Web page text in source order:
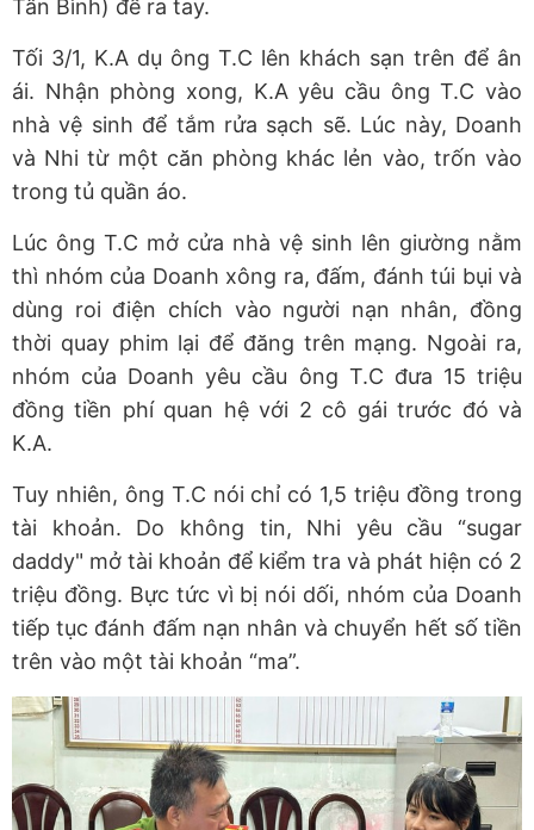
Tân Bình) để ra tay.
Tối 3/1, K.A dụ ông T.C lên khách sạn trên để ân
ái. Nhận phòng xong, K.A yêu cầu ông T.C vào
nhà vệ sinh để tắm rửa sạch sẽ. Lúc này, Doanh
và Nhi từ một căn phòng khác lẻn vào, trốn vào
trong tủ quần áo.
Lúc ông T.C mở cửa nhà vệ sinh lên giường nằm
thì nhóm của Doanh xông ra, đấm, đánh túi bụi và
dùng roi điện chích vào người nạn nhân, đồng
thời quay phim lại để đăng trên mạng. Ngoài ra,
nhóm của Doanh yêu cầu ông T.C đưa 15 triệu
đồng tiền phí quan hệ với 2 cô gái trước đó và
K.A.
Tuy nhiên, ông T.C nói chỉ có 1,5 triệu đồng trong
tài khoản. Do không tin, Nhi yêu cầu “sugar
daddy" mở tài khoản để kiểm tra và phát hiện có 2
triệu đồng. Bực tức vì bị nói dối, nhóm của Doanh
tiếp tục đánh đấm nạn nhân và chuyển hết số tiền
trên vào một tài khoản “ma”.